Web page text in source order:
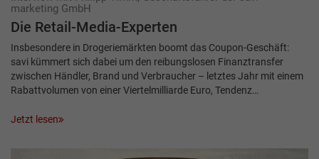
marketing GmbH
Die Retail-Media-Experten
Insbesondere in Drogeriemärkten boomt das Coupon-Geschäft:
savi kümmert sich dabei um den reibungslosen Finanztransfer
zwischen Händler, Brand und Verbraucher – letztes Jahr mit einem
Rabattvolumen von einer Viertelmilliarde Euro, Tendenz…
Jetzt lesen